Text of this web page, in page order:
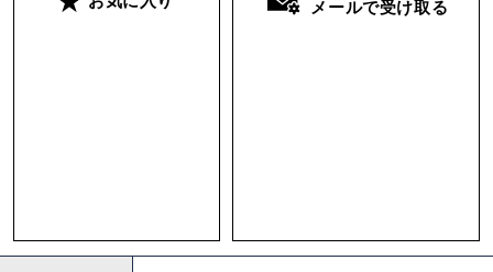
れるお客様は多く、ワンちゃんの入店も可能なた
テナント想定としてはやはり、本格レストラン＋
メールで受け取る